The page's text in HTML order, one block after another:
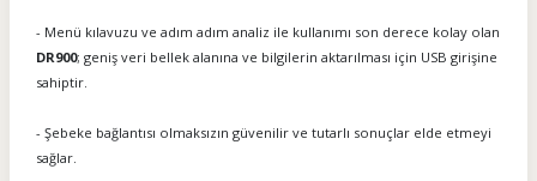
- Menü kılavuzu ve adım adım analiz ile kullanımı son derece kolay olan
DR900; geniş veri bellek alanına ve bilgilerin aktarılması için USB girişine
sahiptir.
- Şebeke bağlantısı olmaksızın güvenilir ve tutarlı sonuçlar elde etmeyi
sağlar.